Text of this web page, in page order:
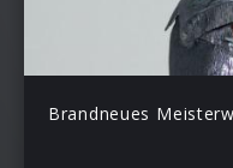
Brandneues